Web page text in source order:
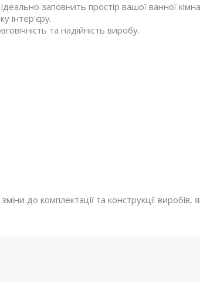
заповнить простір вашої ванної
інтер'єру.
та надійність виробу.
до комплектації та конструкції виробів,